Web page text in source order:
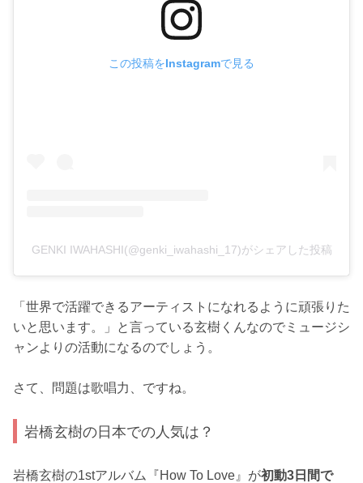
この投稿をInstagramで見る
GENKI IWAHASHI(@genki_iwahashi_17)がシェアした投稿
「世界で活躍できるアーティストになれるように頑張りた
いと思います。」と言っている玄樹くんなのでミュージシ
ャンよりの活動になるのでしょう。
さて、問題は歌唱力、ですね。
岩橋玄樹の日本での人気は？
岩橋玄樹の1stアルバム『How To Love』が初動3日間で